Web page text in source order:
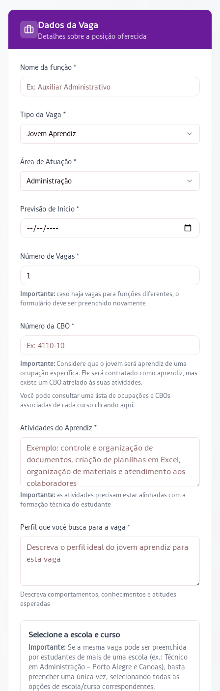
Dados da Vaga
Detalhes sobre a posição oferecida
Nome da função *
Tipo da Vaga *
Jovem Aprendiz
Área de Atuação *
Administração
Previsão de Início *
Número de Vagas *
Importante:caso haja vagas para funções diferentes, o
formulário deve ser preenchido novamente
Número da CBO *
Importante: Considere que o jovem será aprendiz de uma
ocupação específica. Ele será contratado como aprendiz, mas
existe um CBO atrelado às suas atividades.
Você pode consultar uma lista de ocupações e CBOs
associadas de cada curso clicando aqui.
Atividades do Aprendiz *
Importante:as atividades precisam estar alinhadas com a
formação técnica do estudante
Perfil que você busca para a vaga *
Descreva comportamentos, conhecimentos e atitudes
esperadas
Selecione a escola e curso
Importante: Se a mesma vaga pode ser preenchida
por estudantes de mais de uma escola (ex.: Técnico
em Administração – Porto Alegre e Canoas), basta
preencher uma única vez, selecionando todas as
opções de escola/curso correspondentes.